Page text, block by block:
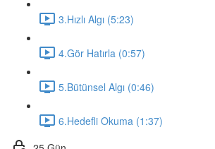
3.Hızlı Algı (5:23)
4.Gör Hatırla (0:57)
5.Bütünsel Algı (0:46)
6.Hedefli Okuma (1:37)